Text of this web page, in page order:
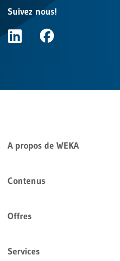
Suivez nous!
A propos de WEKA
Contenus
Offres
Services